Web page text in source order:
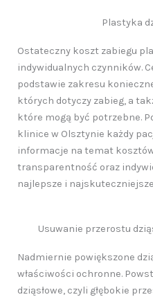
Plastyka
Ostateczny koszt zabiegu
indywidualnych czynników.
podstawie zakresu
których dotyczy zabieg, a
które mogą być potrzebne.
klinice w Olsztynie każdy
informacje na temat
transparentność oraz
najlepsze i
Usuwanie przerostu
Nadmiernie powiększone
właściwości ochronne.
dziąsłowe, czyli głębokie